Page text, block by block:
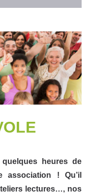
heures de
association ! Qu’il
lectures…, nos